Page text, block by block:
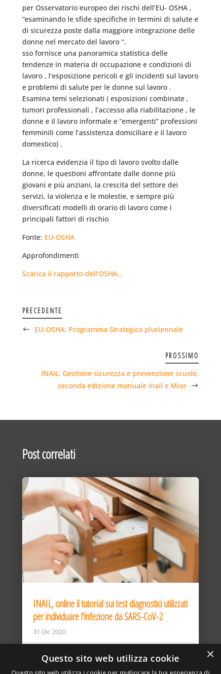
per Osservatorio europeo dei rischi dell’EU- OSHA ,
“esaminando le sfide specifiche in termini di salute e
di sicurezza poste dalla maggiore integrazione delle
donne nel mercato del lavoro “.
sso fornisce una panoramica statistica delle
tendenze in materia di occupazione e condizioni di
lavoro , l’esposizione pericoli e gli incidenti sul lavoro
e problemi di salute per le donne sul lavoro .
Esamina temi selezionati ( esposizioni combinate ,
tumori professionali , l’accesso alla riabilitazione , le
donne e il lavoro informale e “emergenti” professioni
femminili come l’assistenza domiciliare e il lavoro
domestico) .
La ricerca evidenzia il tipo di lavoro svolto dalle
donne, le questioni affrontate dalle donne più
giovani e più anziani, la crescita del settore dei
servizi, la violenza e le molestie, e sempre più
diversificati modelli di orario di lavoro come i
principali fattori di rischio
Fonte: EU-OSHA
Approfondimenti
Scarica il rapporto dell’OSHA…
PRECEDENTE
EU-OSHA: Programma Strategico pluriennale
PROSSIMO
INAIL: Gestione sicurezza e prevenzione scuole,
seconda edizione manuale Inail e Miur
Post correlati
INAIL, online il tutorial sui test diagnostici utilizzati
per individuare l’infezione da SARS-CoV-2
31 Dic 2020
×
Questo sito web utilizza cookie